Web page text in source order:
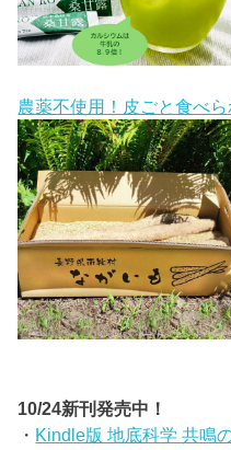
農薬不使用！皮ごと食べ
10/24新刊発売中！
・ Kindle版 地底科学 共鳴